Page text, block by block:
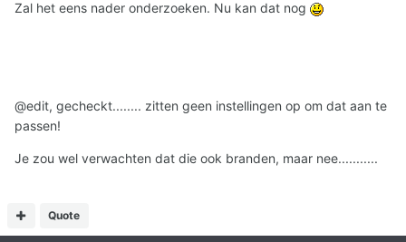
Zal het eens nader onderzoeken. Nu kan dat nog
@edit, gecheckt........ zitten geen instellingen op om dat aan te
passen!
Je zou wel verwachten dat die ook branden, maar nee...........
Quote